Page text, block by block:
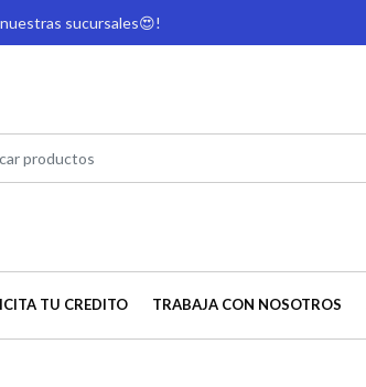
sucursales😍!
TU CREDITO TRABAJA CON NOSOTROS